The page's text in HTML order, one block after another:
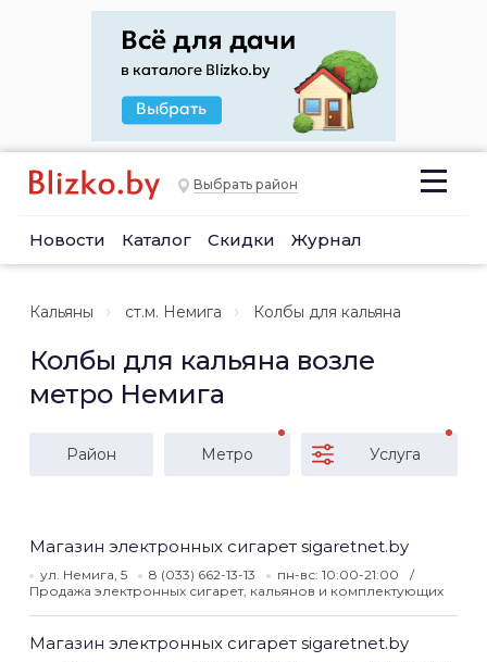
Выбрать район
Новости Каталог Скидки Журнал
Кальяны ст.м. Немига Колбы для кальяна
Колбы для кальяна возле
метро Немига
Район Метро Услуга
Магазин электронных сигарет sigaretnet.by
ул. Немига, 5 8 (033) 662-13-13
пн-вс: 10:00-21:00
Продажа электронных сигарет, кальянов и комплектующих
Магазин электронных сигарет sigaretnet.by